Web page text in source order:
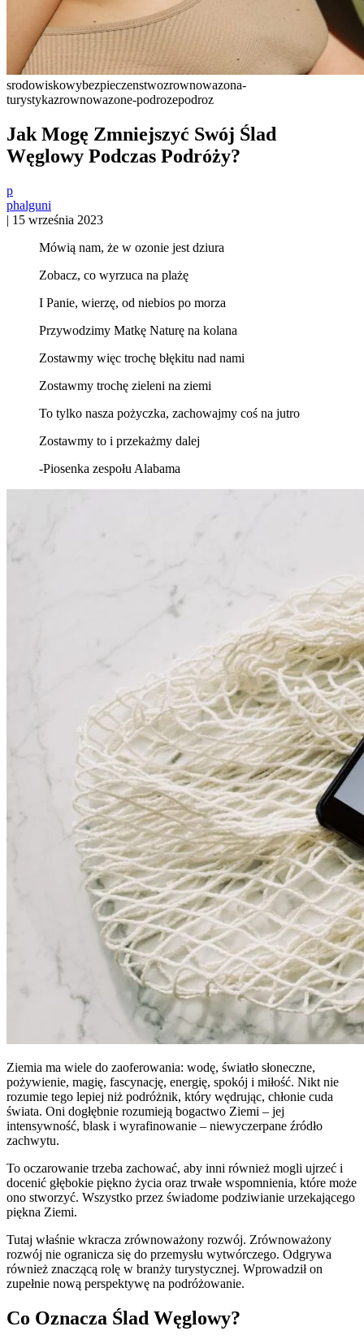
srodowiskowybezpieczenstwozrownowazona-
turystykazrownowazone-podrozepodroz
Jak Mogę Zmniejszyć Swój Ślad
Węglowy Podczas Podróży?
p
phalguni
| 15 września 2023
Mówią nam, że w ozonie jest dziura
Zobacz, co wyrzuca na plażę
I Panie, wierzę, od niebios po morza
Przywodzimy Matkę Naturę na kolana
Zostawmy więc trochę błękitu nad nami
Zostawmy trochę zieleni na ziemi
To tylko nasza pożyczka, zachowajmy coś na jutro
Zostawmy to i przekażmy dalej
-Piosenka zespołu Alabama
Ziemia ma wiele do zaoferowania: wodę, światło słoneczne,
pożywienie, magię, fascynację, energię, spokój i miłość. Nikt nie
rozumie tego lepiej niż podróżnik, który wędrując, chłonie cuda
świata. Oni dogłębnie rozumieją bogactwo Ziemi – jej
intensywność, blask i wyrafinowanie – niewyczerpane źródło
zachwytu.
To oczarowanie trzeba zachować, aby inni również mogli ujrzeć i
docenić głębokie piękno życia oraz trwałe wspomnienia, które może
ono stworzyć. Wszystko przez świadome podziwianie urzekającego
piękna Ziemi.
Tutaj właśnie wkracza zrównoważony rozwój. Zrównoważony
rozwój nie ogranicza się do przemysłu wytwórczego. Odgrywa
również znaczącą rolę w branży turystycznej. Wprowadził on
zupełnie nową perspektywę na podróżowanie.
Co Oznacza Ślad Węglowy?